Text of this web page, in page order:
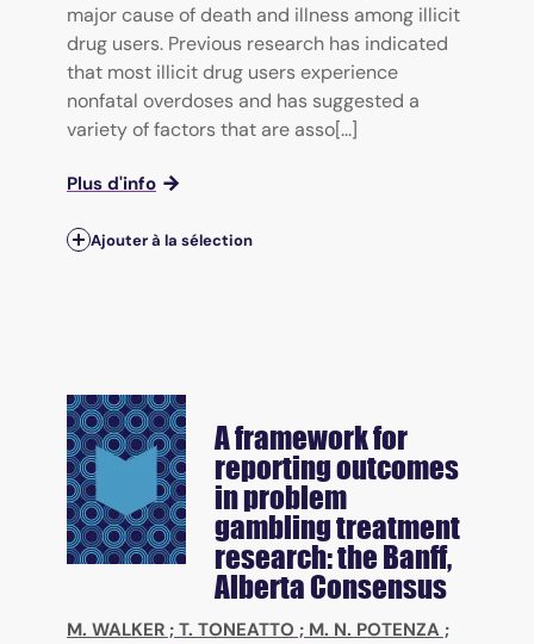
major cause of death and illness among illicit
drug users. Previous research has indicated
that most illicit drug users experience
nonfatal overdoses and has suggested a
variety of factors that are asso[...]
Plus d'info
Ajouter à la sélection
A framework for
reporting outcomes
in problem
gambling treatment
research: the Banff,
Alberta Consensus
M. WALKER ; T. TONEATTO ; M. N. POTENZA ;